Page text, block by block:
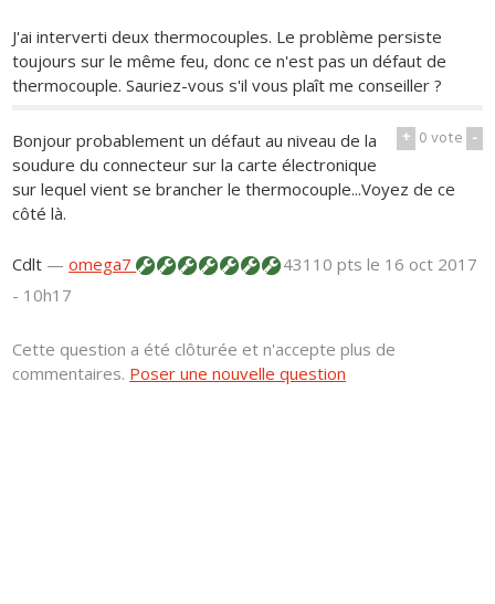
J'ai interverti deux thermocouples. Le problème persiste
toujours sur le même feu, donc ce n'est pas un défaut de
thermocouple. Sauriez-vous s'il vous plaît me conseiller ?
+ 0vote -
Bonjour probablement un défaut au niveau de la
soudure du connecteur sur la carte électronique
sur lequel vient se brancher le thermocouple...Voyez de ce
côté là.
Cdlt —omega7 43110 ptsle 16 oct 2017
- 10h17
Cette question a été clôturée et n'accepte plus de
commentaires. Poser une nouvelle question